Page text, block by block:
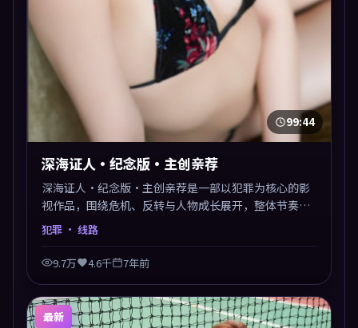
99:44
深海证人·纪念版·主创亲荐
深海证人·纪念版·主创亲荐是一部以犯罪为核心的影
视作品，围绕危机、反转与人物成长展开，整体节奏紧
凑，值得推荐观看。
犯罪 · 线路
9.7万 4.6千 7年前
最新